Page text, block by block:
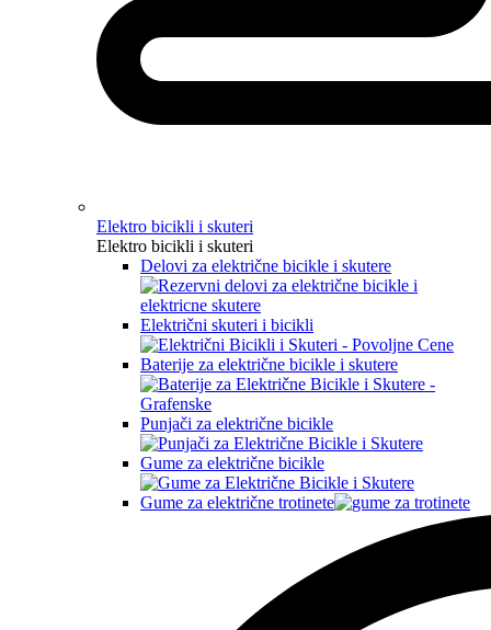
Elektro bicikli i skuteri
Elektro bicikli i skuteri
Delovi za električne bicikle i skutere
Električni skuteri i bicikli
Baterije za električne bicikle i skutere
Punjači za električne bicikle
Gume za električne bicikle
Gume za električne trotinete